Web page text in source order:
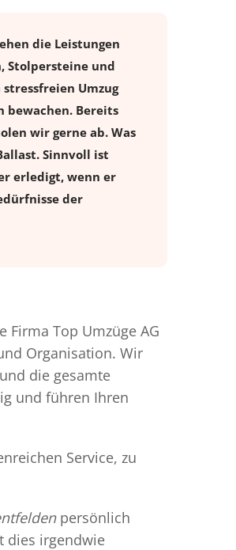
die Leistungen
Stolpersteine und
stressfreien Umzug
bewachen. Bereits
wir gerne ab. Was
Sinnvoll ist
erledigt, wenn er
der
Top Umzüge AG
Organisation. Wir
die gesamte
und führen Ihren
Service, zu
persönlich
dies irgendwie